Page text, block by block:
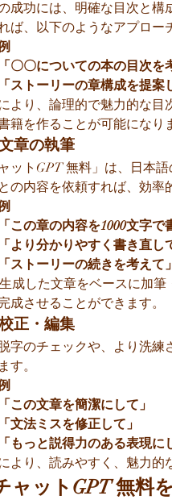
成功には、明確な目次と構
ば、以下のようなアプロー
「〇〇についての本の目次を
「ストーリーの章構成を提案
より、論理的で魅力的な
籍を作ることが可能になり
章の執筆
ャットGPT 無料」は、日本
の内容を依頼すれば、効率
「この章の内容を1000文字で
「より分かりやすく書き直し
「ストーリーの続きを考えて」
成した文章をベースに加筆
成させることができます。
正・編集
字のチェックや、より洗練
す。
「この文章を簡潔にして」
「文法ミスを修正して」
「もっと説得力のある表現に
より、読みやすく、魅力的
ャットGPT 無料